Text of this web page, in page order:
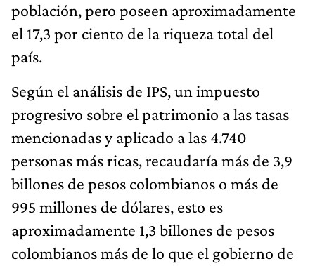
población, pero poseen aproximadamente
el 17,3 por ciento de la riqueza total del
país.
Según el análisis de IPS, un impuesto
progresivo sobre el patrimonio a las tasas
mencionadas y aplicado a las 4.740
personas más ricas, recaudaría más de 3,9
billones de pesos colombianos o más de
995 millones de dólares, esto es
aproximadamente 1,3 billones de pesos
colombianos más de lo que el gobierno de